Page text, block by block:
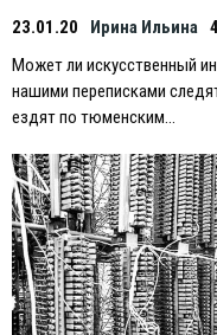
23.01.20 Ирина Ильина
Может ли искусственный
нашими переписками
ездят по тюменским…